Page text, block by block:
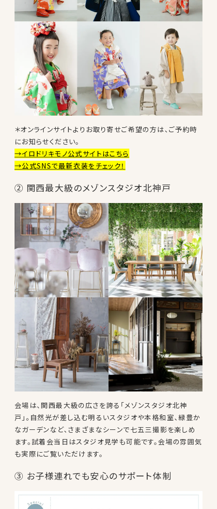
＊オンラインサイトよりお取り寄せご希望の方は、ご予約時
にお知らせください。
→イロドリキモノ公式サイトはこちら
→公式SNSで最新衣装をチェック！
② 関西最大級のメゾンスタジオ北神戸
会場は、関西最大級の広さを誇る「メゾンスタジオ北神
戸」。自然光が差し込む明るいスタジオや本格和室、緑豊か
なガーデンなど、さまざまなシーンで七五三撮影を楽しめ
ます。試着会当日はスタジオ見学も可能です。会場の雰囲気
も実際にご覧いただけます。
③ お子様連れでも安心のサポート体制